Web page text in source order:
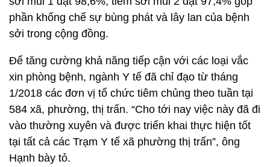
phần khống chế sự bùng phát và lây lan của bệnh
sởi trong cộng đồng.
Để tăng cường khả năng tiếp cận với các loại vắc
xin phòng bệnh, ngành Y tế đã chỉ đạo từ tháng
1/2018 các đơn vị tổ chức tiêm chủng theo tuần tại
584 xã, phường, thị trấn. “Cho tới nay việc này đã đi
vào thường xuyên và được triển khai thực hiện tốt
tại tất cả các Trạm Y tế xã phường thị trấn”, ông
Hạnh bày tỏ.